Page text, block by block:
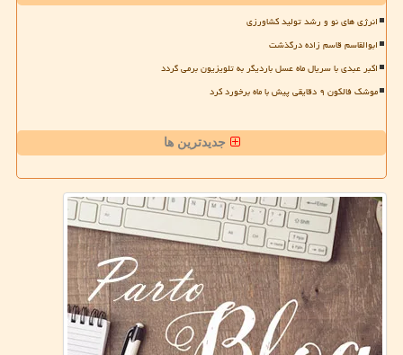
انرژی های نو و رشد تولید کشاورزی
ابوالقاسم قاسم زاده درگذشت
اکبر عبدی با سریال ماه عسل باردیگر به تلویزیون برمی گردد
موشک فالکون ۹ دقایقی پیش با ماه برخورد کرد
جدیدترین ها